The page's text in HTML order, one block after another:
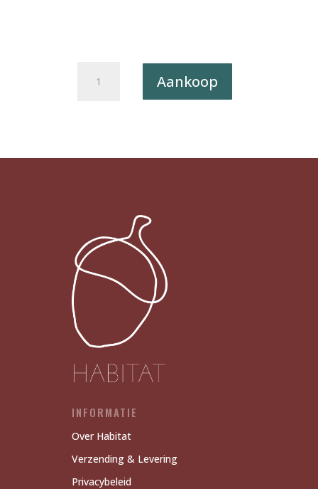
Caught
Aankoop
INFORMATIE
Over Habitat
Verzending & Levering
Privacybeleid